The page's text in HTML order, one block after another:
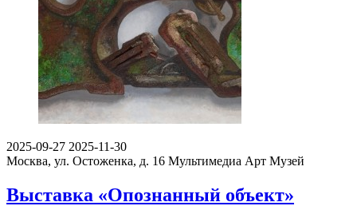
2025-09-27 2025-11-30
Москва, ул. Остоженка, д. 16 Мультимедиа Арт Музей
Выставка «Опознанный объект»